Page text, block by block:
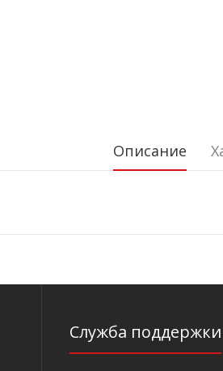
Описание
Служба поддержки